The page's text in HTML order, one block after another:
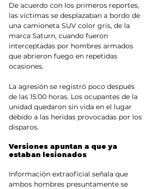
De acuerdo con los primeros reportes,
las víctimas se desplazaban a bordo de
una camioneta SUV color gris, de la
marca Saturn, cuando fueron
interceptadas por hombres armados
que abrieron fuego en repetidas
ocasiones.
La agresión se registró poco después
de las 15:00 horas. Los ocupantes de la
unidad quedaron sin vida en el lugar
debido a las heridas provocadas por los
disparos.
Versiones apuntan a que ya
estaban lesionados
Información extraoficial señala que
ambos hombres presuntamente se